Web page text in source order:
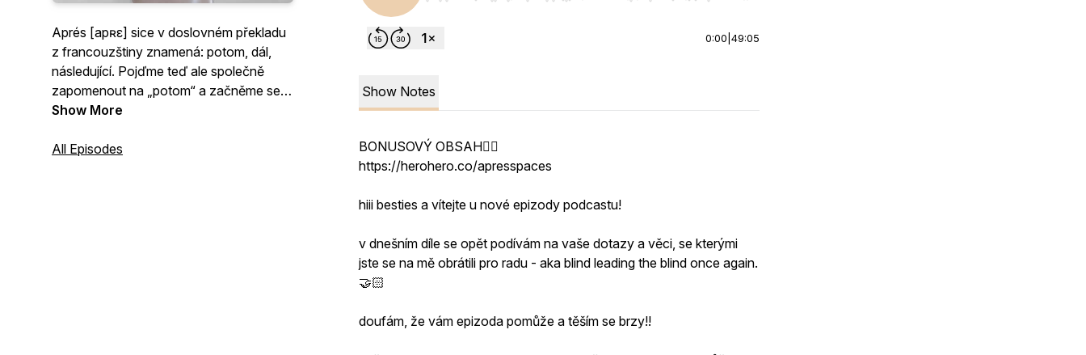
Aprés [apʀε] sice v doslovném překladu
z francouzštiny znamená: potom, dál,
následující. Pojďme teď ale společně
zapomenout na „potom“ a začněme se
soustředit na „právě teď“.
Aprés talk - váš oblíbený Hot Girl Walk
Show More
All Episodes
0:00 49:05
Show Notes
BONUSOVÝ OBSAH👇🏻
https://herohero.co/apresspaces
hiii besties a vítejte u nové epizody podcastu!
v dnešním díle se opět podívám na vaše dotazy a věci, se kterými
jste se na mě obrátili pro radu - aka blind leading the blind once again.
🤝🏻
doufám, že vám epizoda pomůže a těším se brzy!!